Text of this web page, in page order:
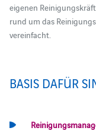
eigenen
rund um das
vereinfacht.
BASIS DAFÜR